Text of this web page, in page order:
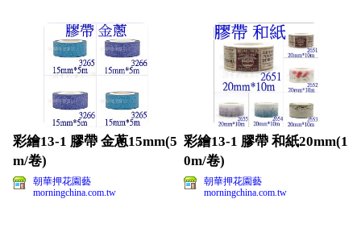
彩繪13-1 膠帶 金蔥15mm(5
m/卷)
朝華押花園藝
morningchina.com.tw
彩繪13-1 膠帶 和紙20mm(1
0m/卷)
朝華押花園藝
morningchina.com.tw